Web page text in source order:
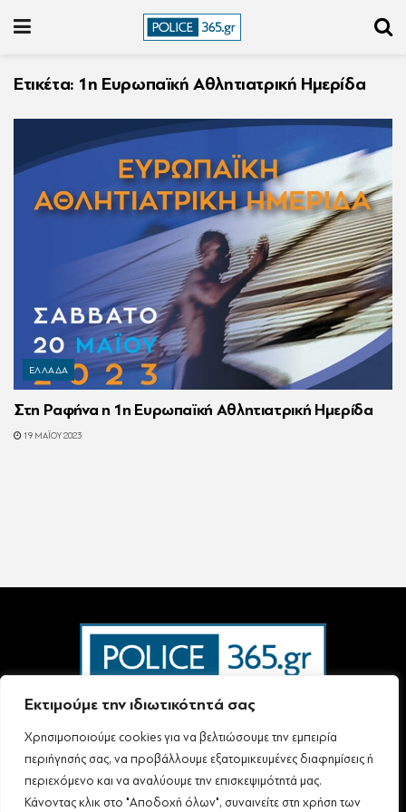
Εκτιμούμε την ιδιωτικότητά σας
Χρησιμοποιούμε cookies για να βελτιώσουμε την εμπειρία
περιήγησής σας, να προβάλλουμε εξατομικευμένες διαφημίσεις ή
περιεχόμενο και να αναλύουμε την επισκεψιμότητά μας.
Κάνοντας κλικ στο "Αποδοχή όλων", συναινείτε στη χρήση των
Ετικέτα: 1η Ευρωπαϊκή Αθλητιατρική Ημερίδα
ΕΛΛΑΔΑ
Στη Ραφήνα η 1η Ευρωπαϊκή Αθλητιατρική Ημερίδα
19 ΜΑΪ́ΟΥ 2023
Ταυτότητα – Επικοινωνία
Όροι Χρήσης
Πολιτική Απορρήτου & Προστασίας Προσωπικών Δεδομένων
Δήλωση συμμόρφωσης με τη σύσταση (ΕΕ) 2018/334 L63